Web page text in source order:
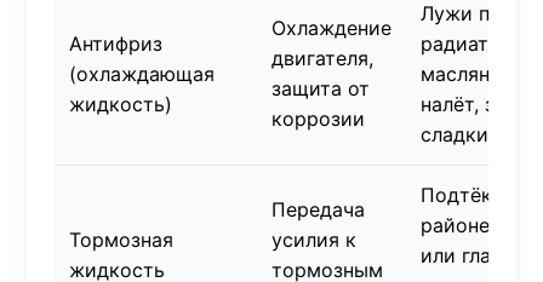
Антифриз
(охлаждающая
жидкость)
Охлаждение
двигателя,
защита от
коррозии
Лужи под
радиатором,
налёт, запах
сладкий
Тормозная
жидкость
Передача
усилия к
тормозным
Подтёки в
районе
или